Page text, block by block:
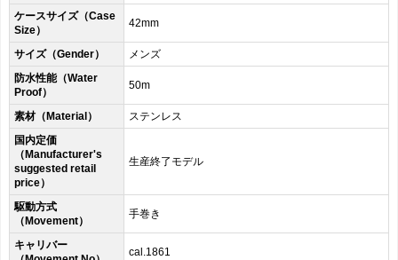
ケースサイズ（Case
Size）
42mm
サイズ（Gender）
メンズ
防水性能（Water
Proof）
50m
素材（Material）
ステンレス
国内定価
（Manufacturer's
suggested retail
price）
生産終了モデル
駆動方式
（Movement）
手巻き
キャリバー
cal.1861